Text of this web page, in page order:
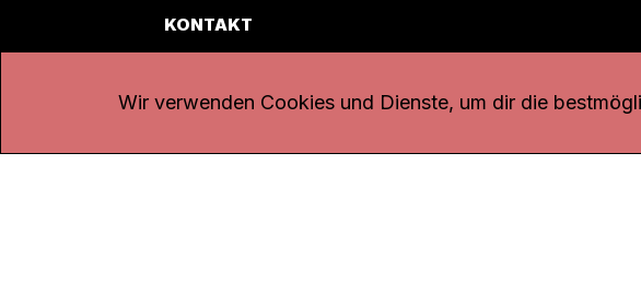
KONTAKT
Rohrerstrasse 20
Tel.062 834 90 81
Empfang
Netiquette
Wir verwenden Cookies und Dienste, um dir die